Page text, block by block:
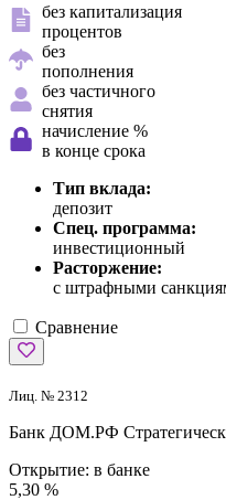
без капитализация
процентов
без
пополнения
без частичного
снятия
начисление %
в конце срока
Тип вклада:
депозит
Спец. программа:
инвестиционный
Расторжение:
с штрафными
Сравнение
Лиц. № 2312
Банк ДОМ.РФ
Открытие: в банке
5,30 %